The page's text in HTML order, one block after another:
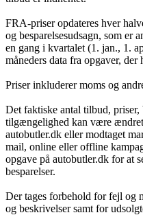
FRA-priser opdateres hver
og besparelsesudsagn, som er
en gang i kvartalet (1. jan., 1.
måneders data fra opgaver,
Priser inkluderer moms og
Det faktiske antal tilbud, priser,
tilgængelighed kan være
autobutler.dk eller modtaget
mail, online eller offline
opgave på autobutler.dk for at
besparelser.
Der tages forbehold for fejl og
og beskrivelser samt for